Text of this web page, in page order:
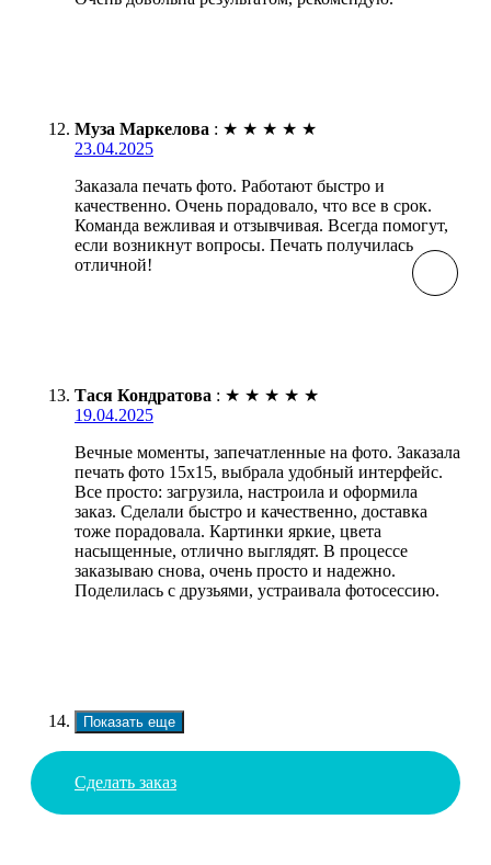
Муза Маркелова : ★ ★ ★ ★ ★
23.04.2025
Заказала печать фото. Работают быстро и
качественно. Очень порадовало, что все в срок.
Команда вежливая и отзывчивая. Всегда помогут,
если возникнут вопросы. Печать получилась
отличной!
Тася Кондратова : ★ ★ ★ ★ ★
19.04.2025
Вечные моменты, запечатленные на фото. Заказала
печать фото 15х15, выбрала удобный интерфейс.
Все просто: загрузила, настроила и оформила
заказ. Сделали быстро и качественно, доставка
тоже порадовала. Картинки яркие, цвета
насыщенные, отлично выглядят. В процессе
заказываю снова, очень просто и надежно.
Поделилась с друзьями, устраивала фотосессию.
Показать еще
Сделать заказ